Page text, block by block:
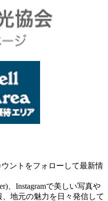
ントをフォローして最新情
、Instagramで美しい写真や
地元の魅力を日々発信して